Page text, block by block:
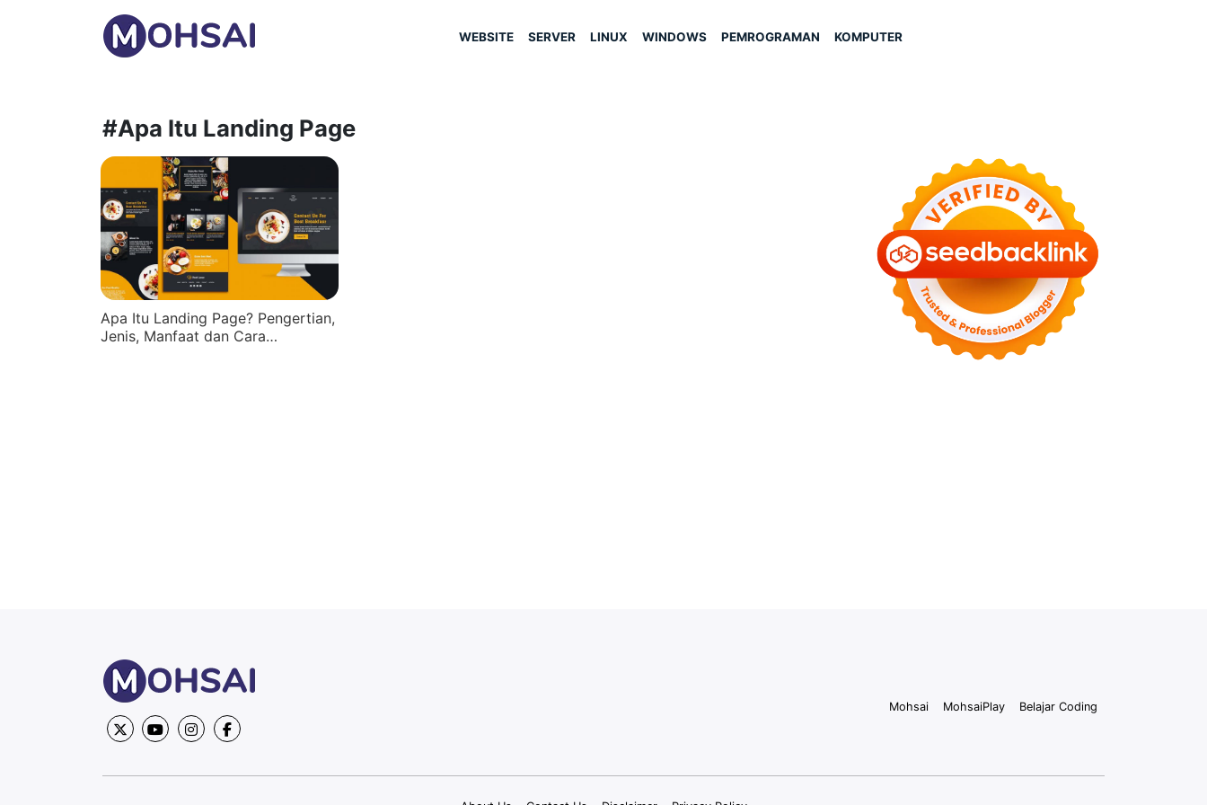
WEBSITE SERVER LINUX WINDOWS PEMROGRAMAN KOMPUTER
#Apa Itu Landing Page
Apa Itu Landing Page? Pengertian,
Jenis, Manfaat dan Cara…
Mohsai MohsaiPlay Belajar Coding